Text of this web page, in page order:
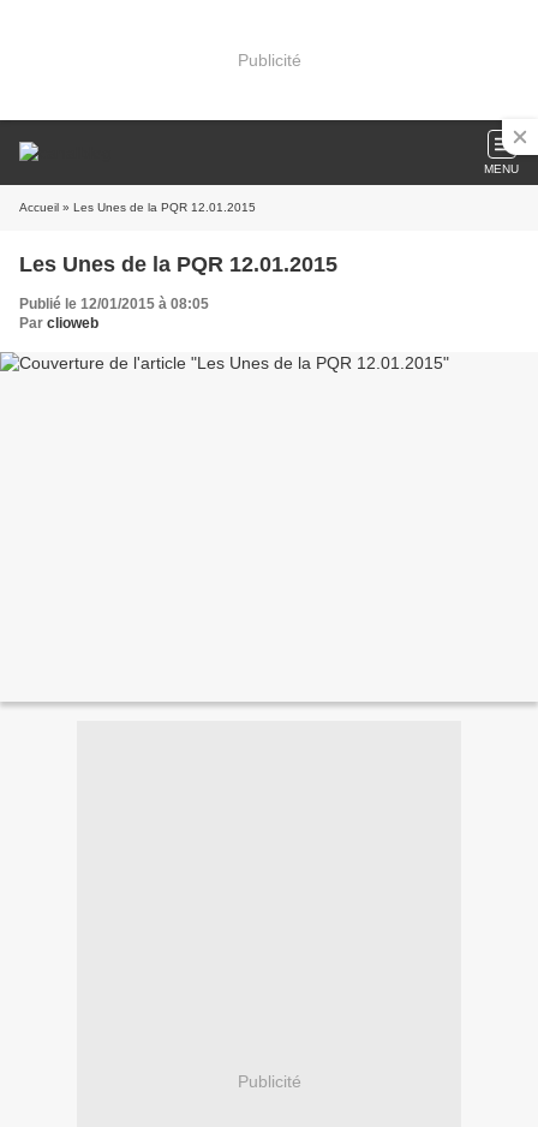
Publicité
MENU
Accueil » Les Unes de la PQR 12.01.2015
Les Unes de la PQR 12.01.2015
Publié le 12/01/2015 à 08:05
Par clioweb
Publicité